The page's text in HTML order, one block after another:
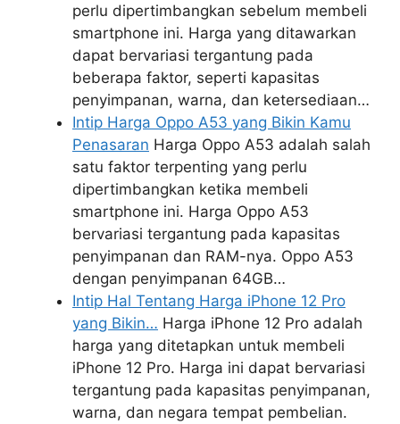
perlu dipertimbangkan sebelum membeli
smartphone ini. Harga yang ditawarkan
dapat bervariasi tergantung pada
beberapa faktor, seperti kapasitas
penyimpanan, warna, dan ketersediaan…
Intip Harga Oppo A53 yang Bikin Kamu
Penasaran Harga Oppo A53 adalah salah
satu faktor terpenting yang perlu
dipertimbangkan ketika membeli
smartphone ini. Harga Oppo A53
bervariasi tergantung pada kapasitas
penyimpanan dan RAM-nya. Oppo A53
dengan penyimpanan 64GB…
Intip Hal Tentang Harga iPhone 12 Pro
yang Bikin… Harga iPhone 12 Pro adalah
harga yang ditetapkan untuk membeli
iPhone 12 Pro. Harga ini dapat bervariasi
tergantung pada kapasitas penyimpanan,
warna, dan negara tempat pembelian.